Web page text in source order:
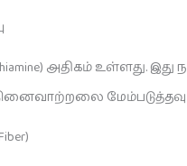
அதிகம் உள்ளது.
மேம்படுத்தவும்